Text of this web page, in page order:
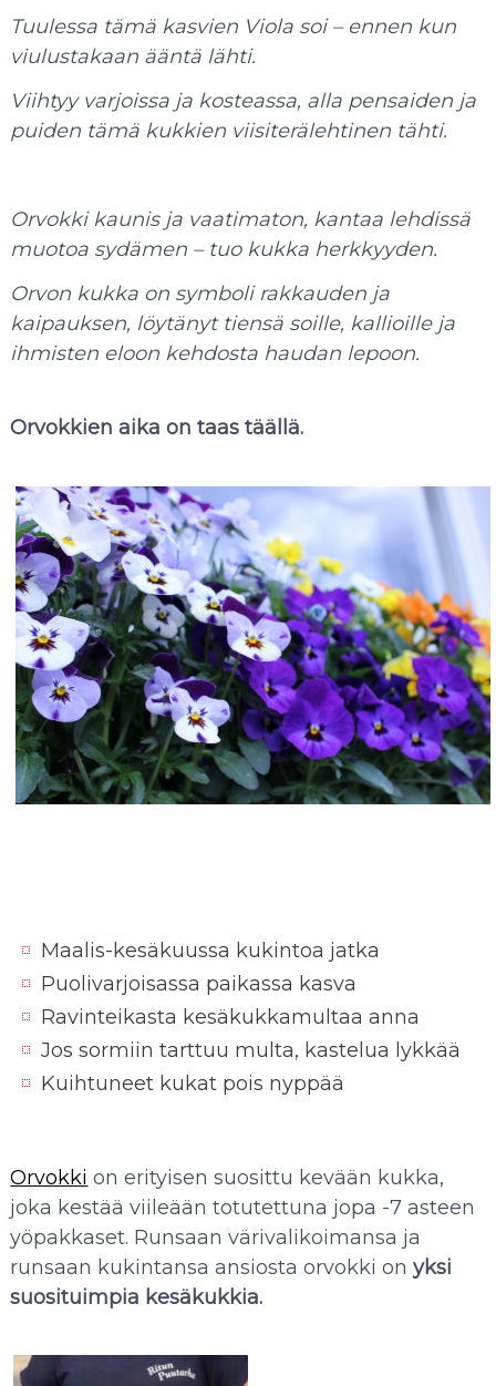
Tuulessa tämä kasvien Viola soi – ennen kun
viulustakaan ääntä lähti.
Viihtyy varjoissa ja kosteassa, alla pensaiden ja
puiden tämä kukkien viisiterälehtinen tähti.
Orvokki kaunis ja vaatimaton, kantaa lehdissä
muotoa sydämen – tuo kukka herkkyyden.
Orvon kukka on symboli rakkauden ja
kaipauksen, löytänyt tiensä soille, kallioille ja
ihmisten eloon kehdosta haudan lepoon.
Orvokkien aika on taas täällä.
Maalis-kesäkuussa kukintoa jatka
Puolivarjoisassa paikassa kasva
Ravinteikasta kesäkukkamultaa anna
Jos sormiin tarttuu multa, kastelua lykkää
Kuihtuneet kukat pois nyppää
Orvokki on erityisen suosittu kevään kukka,
joka kestää viileään totutettuna jopa -7 asteen
yöpakkaset. Runsaan värivalikoimansa ja
runsaan kukintansa ansiosta orvokki onyksi
suosituimpia kesäkukkia.